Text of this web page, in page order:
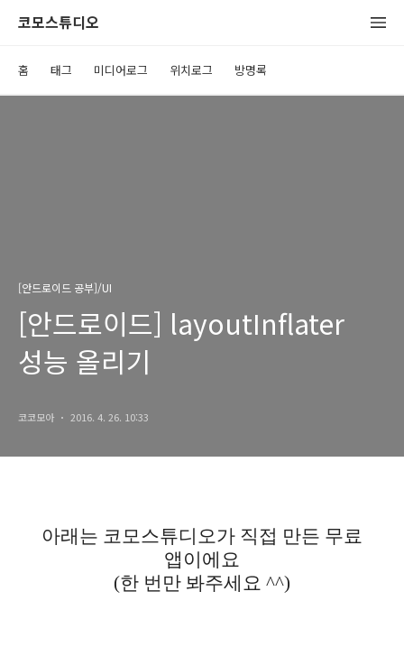
코모스튜디오
홈 태그 미디어로그 위치로그 방명록
[안드로이드 공부]/UI
[안드로이드] layoutInflater
성능 올리기
코코모아 2016. 4. 26. 10:33
아래는 코모스튜디오가 직접 만든 무료
앱이에요
(한 번만 봐주세요 ^^)